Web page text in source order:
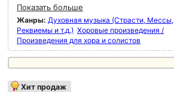
Показать больше
Жанры: Духовная музыка (Страсти, Мессы,
Реквиемы и т.д.) Хоровые произведения /
Произведения для хора и солистов
Хит продаж